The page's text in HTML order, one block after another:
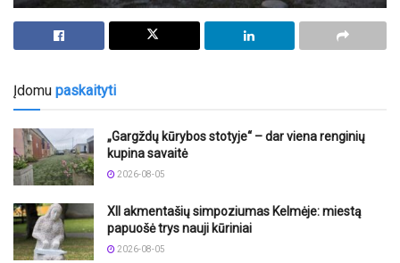
Įdomu paskaityti
„Gargždų kūrybos stotyje“ – dar viena renginių
kupina savaitė
2026-08-05
XII akmentašių simpoziumas Kelmėje: miestą
papuošė trys nauji kūriniai
2026-08-05